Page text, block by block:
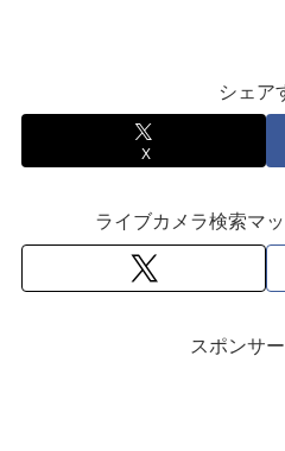
シェア
X
ライブカメラ検索マ
スポンサ